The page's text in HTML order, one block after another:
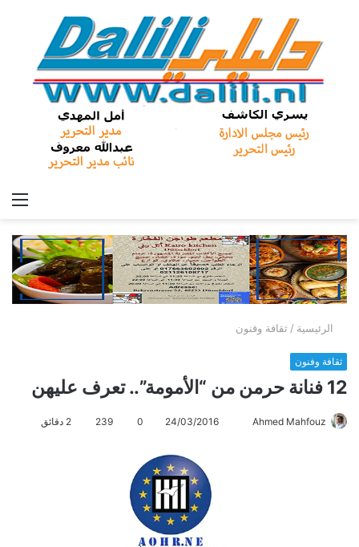
الرئيسية / ثقافة وفنون
ثقافة وفنون
12 فنانة حرمن من “الأمومة”.. تعرف عليهن
Ahmed Mahfouz
24/03/2016
0
239